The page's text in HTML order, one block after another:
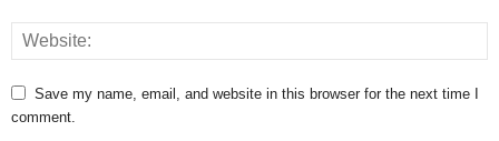
Save my name, email, and website in this browser for the next time I
comment.